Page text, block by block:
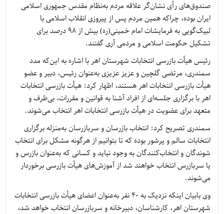
صندوق‌های رأی نشان‌گر علاقه مردم به‌نظام مقدس جمهوری اسلامی
ایران بوده، چراکه همین مردم پس از پیروزی انقلاب اسلامی با
لبیک‌گویی به فرمایشات امام خمینی(ره) بیش از 98 درصد برای
تشکیل حکومت اسلامی و مردمی آری گفتند.
رئیس هیأت بازرسی انتخابات شهرستان اهر با اشاره به این‌که مدد
سمندری، مرتضی گلچین و عزیز عزیزی به‌عنوان رئیس، دبیر و عضو
هیأت بازرسی انتخابات اهر هستند، اظهار کرد: هیأت بازرسی انتخابات
اهر با برگزاری جلسه‌ای از افراد آشنا به قوانین و مقررات، بی‌طرف و
متعهد برای عضویت در هیأت بازرسی انتخابات اهر انتخاب می‌شوند.
سمندری تصریح کرد: انتخاب بازرسان و سربازرسان به‌منزله برگزاری
انتخابات سالم و پرشور بوده که تا بتوانیم از هرگونه مشکل برای انتخاب
شوندگان و انتخاب‌کنندگان به وجود نیاید و کسانی که به‌عنوان بازرس و
یا سربازرس انتخاب خواهند شد از آموزش‌های هیأت بازرسی برخوردار
می‌شوند.
وی بابیان اینکه نزدیک به 40 نفر به‌عنوان اعضای هیأت بازرسی انتخابات
شهرستان اهر، کارشناسان، دبیرخانه و سربازرسان انتخاب خواهد شد،